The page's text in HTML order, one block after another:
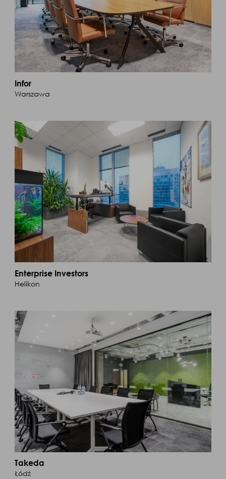
Infor
Warszawa
Enterprise Investors
Helikon
Takeda
Łódź